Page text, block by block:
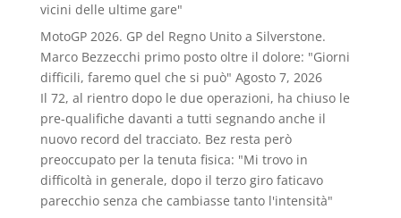
vicini delle ultime gare"
MotoGP 2026. GP del Regno Unito a Silverstone.
Marco Bezzecchi primo posto oltre il dolore: "Giorni
difficili, faremo quel che si può" Agosto 7, 2026
Il 72, al rientro dopo le due operazioni, ha chiuso le
pre-qualifiche davanti a tutti segnando anche il
nuovo record del tracciato. Bez resta però
preoccupato per la tenuta fisica: "Mi trovo in
difficoltà in generale, dopo il terzo giro faticavo
parecchio senza che cambiasse tanto l'intensità"